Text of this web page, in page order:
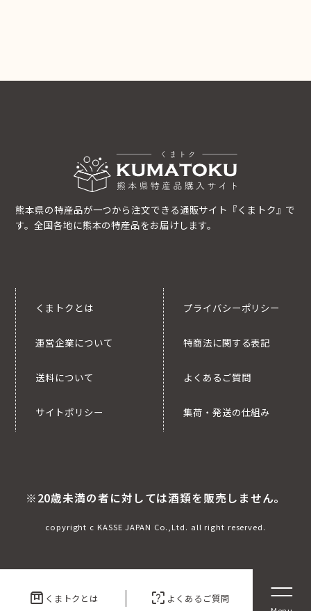
box くまトクとは indeterminate_question_box よくあるご質問
熊本県の特産品が一つから注文できる通販サイト『くまトク』で
す。全国各地に熊本の特産品をお届けします。
くまトクとは
運営企業について
送料について
サイトポリシー
プライバシーポリシー
特商法に関する表記
よくあるご質問
集荷・発送の仕組み
※20歳未満の者に対しては酒類を販売しません。
copyright c KASSE JAPAN Co.,Ltd. all right reserved.